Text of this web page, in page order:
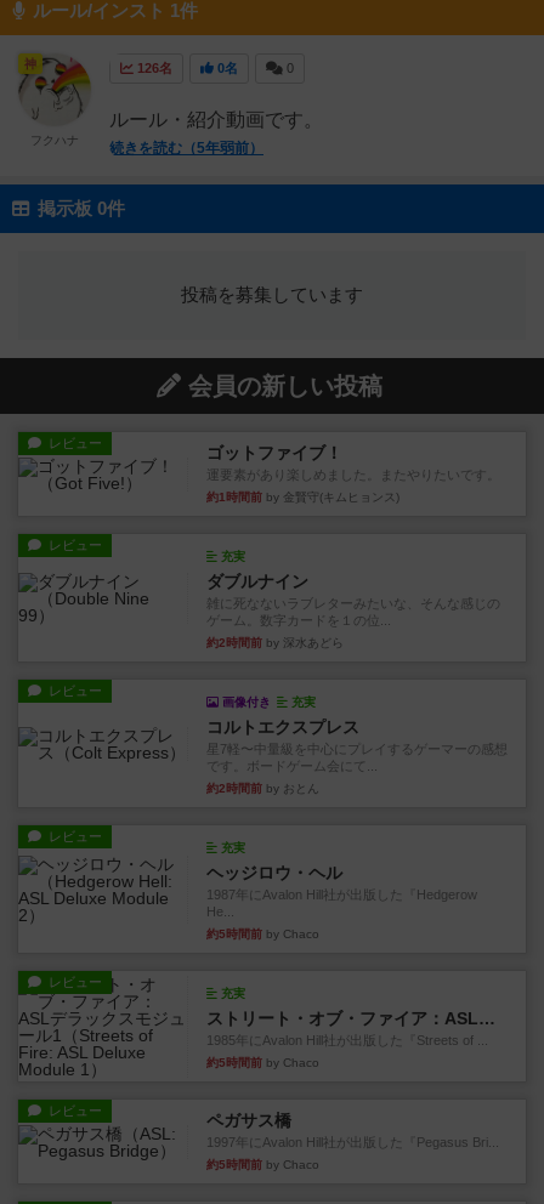
ルール/インスト 1件
126名 0名 0
ルール・紹介動画です。
続きを読む（5年弱前）
神
フクハナ
掲示板 0件
投稿を募集しています
会員の新しい投稿
レビュー ゴットファイブ！
運要素があり楽しめました。またやりたいです。
約1時間前 by 金賢守(キムヒョンス)
レビュー
充実
ダブルナイン
雑に死なないラブレターみたいな、そんな感じの
ゲーム。数字カードを１の位...
約2時間前 by 深水あどら
レビュー
画像付き 充実
コルトエクスプレス
星7軽〜中量級を中心にプレイするゲーマーの感想
です。ボードゲーム会にて...
約2時間前 by おとん
レビュー
充実
ヘッジロウ・ヘル
1987年にAvalon Hill社が出版した『Hedgerow
He...
約5時間前 by Chaco
レビュー
充実
ストリート・オブ・ファイア：ASLデラックスモジュール1
1985年にAvalon Hill社が出版した『Streets of ...
約5時間前 by Chaco
レビュー ペガサス橋
1997年にAvalon Hill社が出版した『Pegasus Bri...
約5時間前 by Chaco